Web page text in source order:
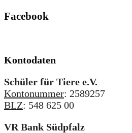
Facebook
Kontodaten
Schüler für Tiere e.V.
Kontonummer: 2589257
BLZ: 548 625 00
VR Bank Südpfalz